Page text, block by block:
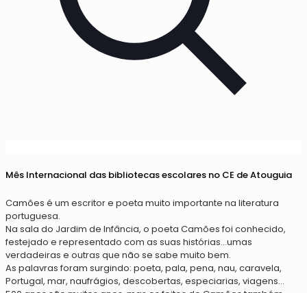
Mês Internacional das bibliotecas escolares no CE de Atouguia
Camões é um escritor e poeta muito importante na literatura
portuguesa.
Na sala do Jardim de Infância, o poeta Camões foi conhecido,
festejado e representado com as suas histórias…umas
verdadeiras e outras que não se sabe muito bem.
As palavras foram surgindo: poeta, pala, pena, nau, caravela,
Portugal, mar, naufrágios, descobertas, especiarias, viagens…